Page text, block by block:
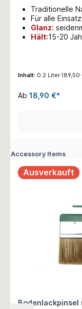
Traditionelle
Für alle
Glanz:
Hält:15-20
Inhalt: 0.2 Liter (89,50
Ab 18,90 €*
Accessory Items
Ausverkauft
Bodenlackpinsel